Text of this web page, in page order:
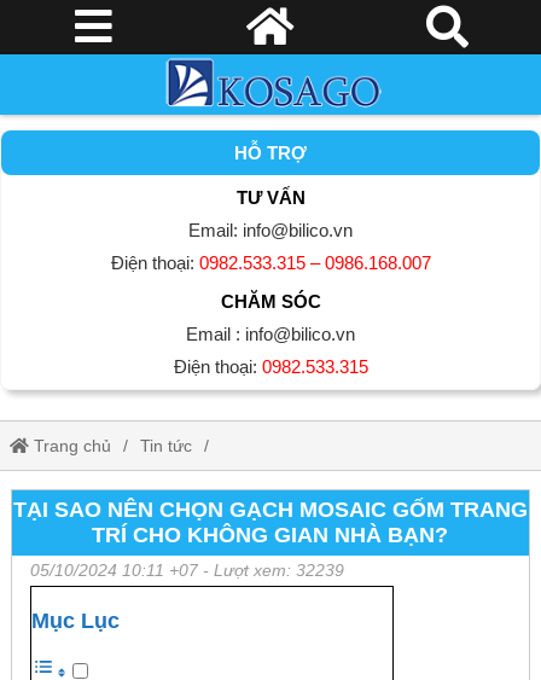
HỖ TRỢ
TƯ VẤN
Email: info@bilico.vn
Điện thoại: 0982.533.315 – 0986.168.007
CHĂM SÓC
Email : info@bilico.vn
Điện thoại: 0982.533.315
Trang chủ Tin tức
Tại sao nên chọn gạch mosaic gốm trang trí cho không gian nhà
TẠI SAO NÊN CHỌN GẠCH MOSAIC GỐM TRANG
TRÍ CHO KHÔNG GIAN NHÀ BẠN?
05/10/2024 10:11 +07 - Lượt xem: 32239
Mục Lục